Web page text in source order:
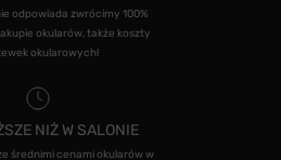
odpowiada zwrócimy 100%
okularów, także koszty
okularowych!
NIŻ W SALONIE
średnimi cenami okularów w